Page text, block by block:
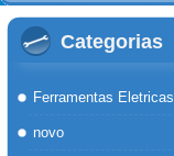
Categorias
Ferramentas Eletricas
novo